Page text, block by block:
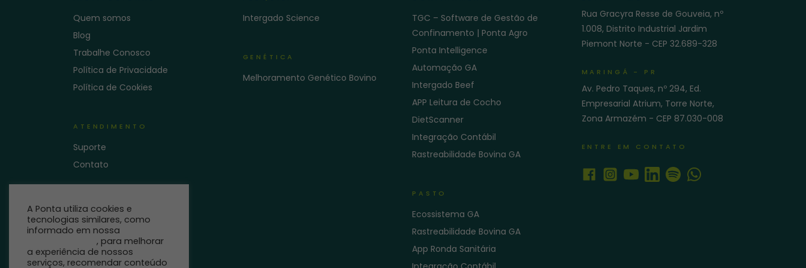
Quem somos
Blog
Trabalhe Conosco
Política de Privacidade
Política de Cookies
ATENDIMENTO
Suporte
Contato
Intergado Science
GENÉTICA
Melhoramento Genético Bovino
TGC – Software de Gestão de
Confinamento | Ponta Agro
Ponta Intelligence
Automação GA
Intergado Beef
APP Leitura de Cocho
DietScanner
Integração Contábil
Rastreabilidade Bovina GA
PASTO
Ecossistema GA
Rastreabilidade Bovina GA
App Ronda Sanitária
Rua Gracyra Resse de Gouveia, nº
1.008, Distrito Industrial Jardim
Piemont Norte - CEP 32.689-328
MARINGÁ - PR
Av. Pedro Taques, nº 294, Ed.
Empresarial Atrium, Torre Norte,
Zona Armazém - CEP 87.030-008
ENTRE EM CONTATO
A Ponta utiliza cookies e
tecnologias similares, como
informado em nossa
, para melhorar
a experiência de nossos
serviços, recomendar conteúdo